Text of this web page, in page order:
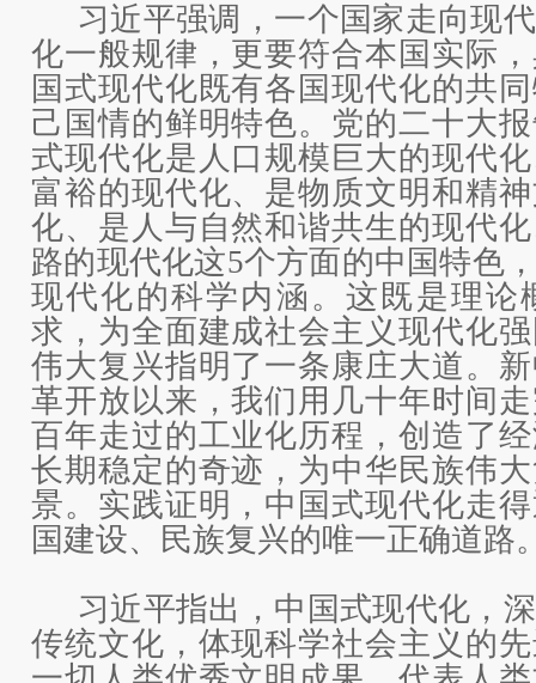
习近平强调，一个国家走向现
化一般规律，更要符合本国实际
国式现代化既有各国现代化的共
己国情的鲜明特色。党的二十大
式现代化是人口规模巨大的现代
富裕的现代化、是物质文明和精
化、是人与自然和谐共生的现代
路的现代化这5个方面的中国特色
现代化的科学内涵。这既是理论
求，为全面建成社会主义现代化
伟大复兴指明了一条康庄大道。
革开放以来，我们用几十年时间
百年走过的工业化历程，创造了
长期稳定的奇迹，为中华民族伟
景。实践证明，中国式现代化走
国建设、民族复兴的唯一正确道路
习近平指出，中国式现代化，
传统文化，体现科学社会主义的